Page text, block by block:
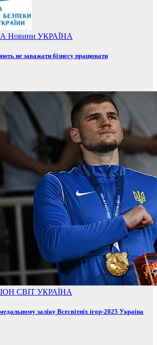
Новини УКРАЇНА
не заважати бізнесу працювати
СВІТ УКРАЇНА
заліку Всесвітніх ігор-2025 Україна